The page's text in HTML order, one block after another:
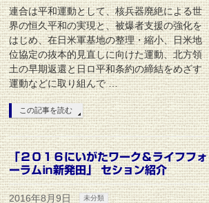
連合は平和運動として、核兵器廃絶による世
界の恒久平和の実現と、被爆者支援の強化を
はじめ、在日米軍基地の整理・縮小、日米地
位協定の抜本的見直しに向けた運動、北方領
土の早期返還と日ロ平和条約の締結をめざす
運動などに取り組んで …
この記事を読む
「２０１６にいがたワーク＆ライフフォ
ーラム㏌新発田」 セション紹介
2016年8月9日 未分類